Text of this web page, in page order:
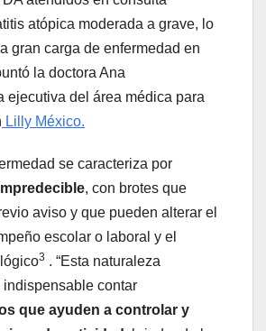
atópica moderada a grave, lo
gran carga de enfermedad en
la doctora Ana
ejecutiva del área médica para
Lilly México.
se caracteriza por
, con brotes que
aviso y que pueden alterar el
escolar o laboral y el
3 . “Esta naturaleza
contar
que ayuden a controlar y